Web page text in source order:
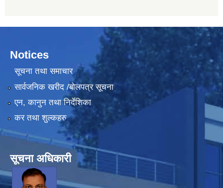
Notices
सूचना तथा समाचार
सार्वजनिक खरीद /बोलपत्र सूचना
एन, कानुन तथा निर्देशिका
कर तथा शुल्कहरु
सूचना अधिकारी